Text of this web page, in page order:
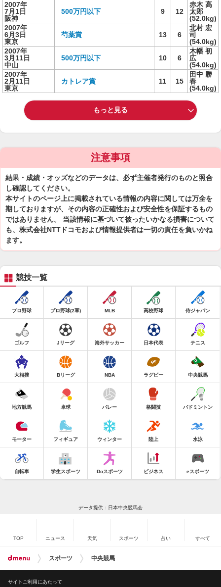
2007年
7月1日
阪神
500万円以下 9 12
赤木 高
太郎
(52.0kg)
2007年
6月3日
東京
芍薬賞 13 6
北村 宏
司
(54.0kg)
2007年
3月11日
中山
500万円以下 10 6
木幡 初
広
(54.0kg)
2007年
2月11日
東京
カトレア賞 11 15
田中 勝
春
(54.0kg)
もっと見る
注意事項
結果・成績・オッズなどのデータは、必ず主催者発行のものと照合
し確認してください。
本サイトのページ上に掲載されている情報の内容に関しては万全を
期しておりますが、その内容の正確性および安全性を保証するもの
ではありません。 当該情報に基づいて被ったいかなる損害について
も、株式会社NTTドコモおよび情報提供者は一切の責任を負いかね
ます。
競技一覧
プロ野球 プロ野球(2軍) MLB 高校野球 侍ジャパン
ゴルフ Jリーグ 海外サッカー 日本代表 テニス
大相撲 Bリーグ NBA ラグビー 中央競馬
地方競馬 卓球 バレー 格闘技 バドミントン
モーター フィギュア ウィンター 陸上 水泳
自転車 学生スポーツ Doスポーツ ビジネス eスポーツ
データ提供：日本中央競馬会
TOP ニュース 天気 スポーツ 占い すべて
スポーツ 中央競馬
サイトご利用にあたって